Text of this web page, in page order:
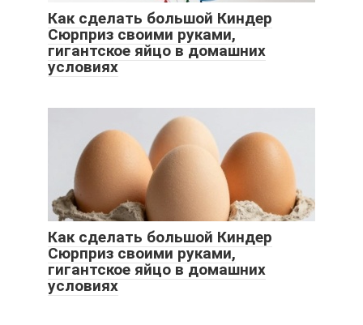
Как сделать большой Киндер
Сюрприз своими руками,
гигантское яйцо в домашних
условиях
Как сделать большой Киндер
Сюрприз своими руками,
гигантское яйцо в домашних
условиях